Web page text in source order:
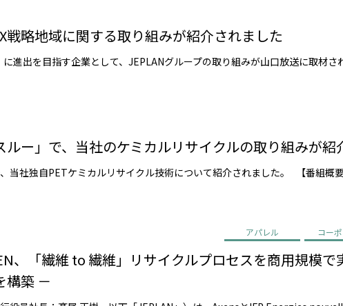
戦略地域に関する取り組みが紹介されました
ルー」で、当社のケミカルリサイクルの取り組みが紹
アパレル コー
、「繊維 to 繊維」リサイクルプロセスを商用規模
構築 －